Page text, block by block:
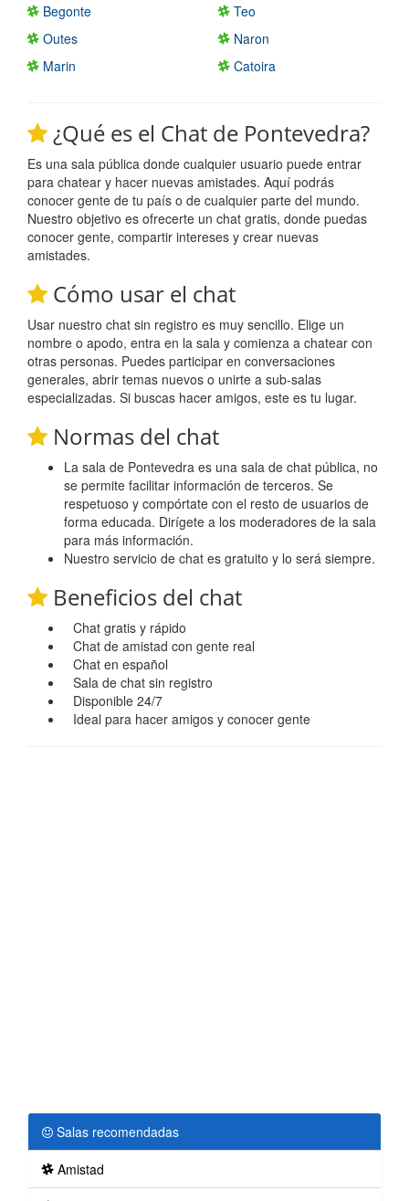
Begonte
Teo
Outes
Naron
Marin
Catoira
¿Qué es el Chat de Pontevedra?
Es una sala pública donde cualquier usuario puede entrar
para chatear y hacer nuevas amistades. Aquí podrás
conocer gente de tu país o de cualquier parte del mundo.
Nuestro objetivo es ofrecerte un chat gratis, donde puedas
conocer gente, compartir intereses y crear nuevas
amistades.
Cómo usar el chat
Usar nuestro chat sin registro es muy sencillo. Elige un
nombre o apodo, entra en la sala y comienza a chatear con
otras personas. Puedes participar en conversaciones
generales, abrir temas nuevos o unirte a sub-salas
especializadas. Si buscas hacer amigos, este es tu lugar.
Normas del chat
La sala de Pontevedra es una sala de chat pública, no
se permite facilitar información de terceros. Se
respetuoso y compórtate con el resto de usuarios de
forma educada. Dirígete a los moderadores de la sala
para más información.
Nuestro servicio de chat es gratuito y lo será siempre.
Beneficios del chat
Chat gratis y rápido
Chat de amistad con gente real
Chat en español
Sala de chat sin registro
Disponible 24/7
Ideal para hacer amigos y conocer gente
Salas recomendadas
Amistad